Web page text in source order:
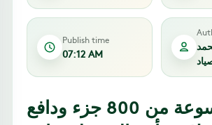
Publish time
07:12 AM
ألّف موسوعة من 800 جزء ودافع